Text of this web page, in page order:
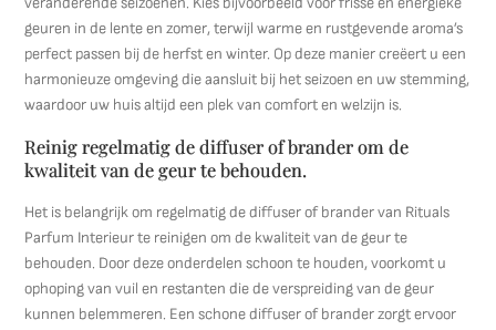
geuren in de lente en zomer, terwijl warme en rustgevende aroma’s
perfect passen bij de herfst en winter. Op deze manier creëert u een
harmonieuze omgeving die aansluit bij het seizoen en uw stemming,
waardoor uw huis altijd een plek van comfort en welzijn is.
Reinig regelmatig de diffuser of brander om de
kwaliteit van de geur te behouden.
Het is belangrijk om regelmatig de diffuser of brander van Rituals
Parfum Interieur te reinigen om de kwaliteit van de geur te
behouden. Door deze onderdelen schoon te houden, voorkomt u
ophoping van vuil en restanten die de verspreiding van de geur
kunnen belemmeren. Een schone diffuser of brander zorgt ervoor